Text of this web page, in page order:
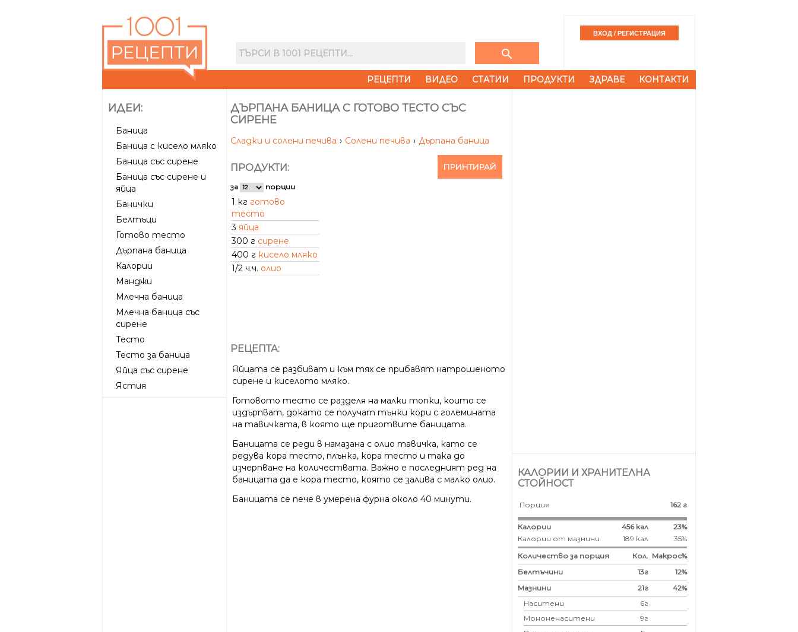
search
РЕЦЕПТИ ВИДЕО СТАТИИ ПРОДУКТИ ЗДРАВЕ КОНТАКТИ
ИДЕИ:
Баница
Баница с кисело мляко
Баница със сирене
Баница със сирене и
яйца
Банички
Белтъци
Готово тесто
Дърпана баница
Калории
Манджи
Млечна баница
Млечна баница със
сирене
Тесто
Тесто за баница
Яйца със сирене
Ястия
ДЪРПАНА БАНИЦА С ГОТОВО ТЕСТО СЪС
СИРЕНЕ
Сладки и солени печива › Солени печива › Дърпана баница
ПРИНТИРАЙ
ПРОДУКТИ:
за порции
1 кг готово
тесто
3 яйца
300 г сирене
400 г кисело мляко
1/2 ч.ч. олио
РЕЦЕПТА:
Яйцата се разбиват и към тях се прибавят натрошеното
сирене и киселото мляко.
Готовото тесто се разделя на малки топки, които се
издърпват, докато се получат тънки кори с големината
на тавичката, в която ще приготвите баницата.
Баницата се реди в намазана с олио тавичка, като се
редува кора тесто, плънка, кора тесто и така до
изчерпване на количествата. Важно е последният ред на
баницата да е кора тесто, която се залива с малко олио.
Баницата се пече в умерена фурна около 40 минути.
КАЛОРИИ И ХРАНИТЕЛНА
СТОЙНОСТ
Порция 162 г
Калории 456кал
23%
Калории от мазнини
189 кал
35%
Количество за порция
Кол. Макрос%
Белтъчини
13г
12%
Мазнини
21г
42%
Наситени
6г
Мононенаситени
9г